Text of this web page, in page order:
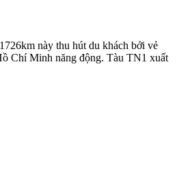
này thu hút du khách bởi vẻ
Chí Minh năng động. Tàu TN1 xuất